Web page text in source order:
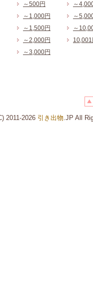
～500円
～1,000円
～1,500円
～2,000円
～3,000円
～
～
～
10,001
2011-2026 引き出物.JP All